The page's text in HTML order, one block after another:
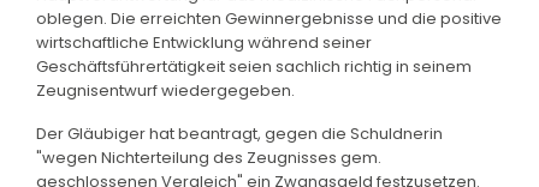
oblegen. Die erreichten Gewinnergebnisse und die positive
wirtschaftliche Entwicklung während seiner
Geschäftsführertätigkeit seien sachlich richtig in seinem
Zeugnisentwurf wiedergegeben.
Der Gläubiger hat beantragt, gegen die Schuldnerin
"wegen Nichterteilung des Zeugnisses gem.
geschlossenen Vergleich" ein Zwangsgeld festzusetzen.